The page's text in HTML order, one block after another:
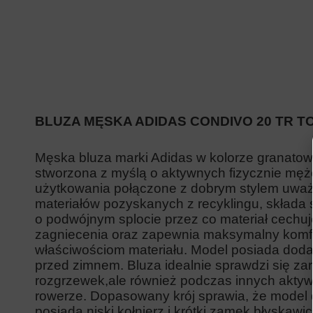
BLUZA MĘSKA ADIDAS CONDIVO 20 TR
Męska bluza marki Adidas w kolorze
stworzona z myślą o aktywnych fizycznie
użytkowania połączone z dobrym stylem
materiałów pozyskanych z recyklingu,
o podwójnym splocie przez co materiał
zagniecenia oraz zapewnia maksymalny
właściwościom materiału. Model posiada
przed zimnem. Bluza idealnie sprawdzi się
rozgrzewek,ale również podczas innych
rowerze. Dopasowany krój sprawia, że model